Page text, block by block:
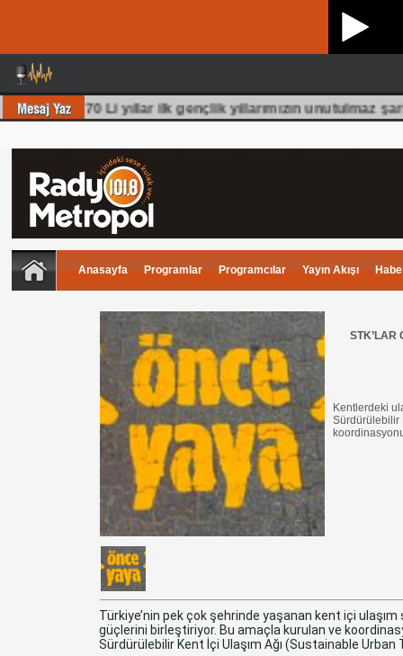
olmuş 70 Li yıllar ilk gençlik yıllarımızın unutulmaz
Anasayfa Programlar Programcılar Yayın Akışı
STK’LAR
Kentlerdeki
Sürdürülebilir
Türkiye’nin pek çok şehrinde yaşanan kent içi
güçlerini birleştiriyor. Bu amaçla kurulan ve
Sürdürülebilir Kent İçi Ulaşım Ağı (Sustainable